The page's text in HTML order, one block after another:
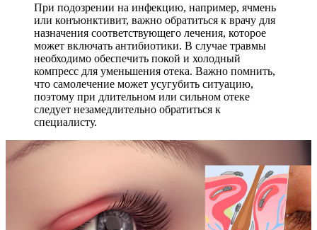
При подозрении на инфекцию, например, ячмень
или конъюнктивит, важно обратиться к врачу для
назначения соответствующего лечения, которое
может включать антибиотики. В случае травмы
необходимо обеспечить покой и холодный
компресс для уменьшения отека. Важно помнить,
что самолечение может усугубить ситуацию,
поэтому при длительном или сильном отеке
следует незамедлительно обратиться к
специалисту.